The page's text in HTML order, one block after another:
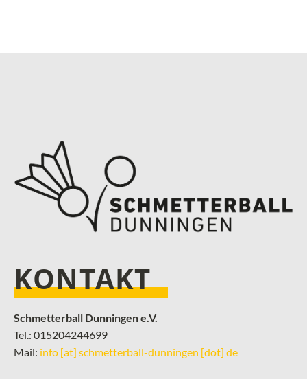
KONTAKT
Schmetterball Dunningen e.V.
Tel.: 015204244699
Mail: info [at] schmetterball-dunningen [dot] de